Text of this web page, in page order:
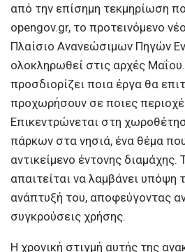
από την επίσημη τεκμηρίωση
opengov.gr, το προτεινόμενο
Πλαίσιο Ανανεώσιμων Πηγών
ολοκληρωθεί στις αρχές
προσδιορίζει ποια έργα θα
προχωρήσουν σε ποιες
Επικεντρώνεται στη
πάρκων στα νησιά, ένα θέμα που
αντικείμενο έντονης διαμάχης.
απαιτείται να λαμβάνει υπόψη
ανάπτυξή του, αποφεύγοντας
συγκρούσεις χρήσης.
Η χρονική στιγμή αυτής της